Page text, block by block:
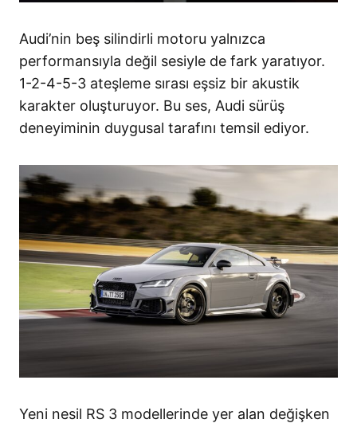
Audi’nin beş silindirli motoru yalnızca
performansıyla değil sesiyle de fark yaratıyor.
1-2-4-5-3 ateşleme sırası eşsiz bir akustik
karakter oluşturuyor. Bu ses, Audi sürüş
deneyiminin duygusal tarafını temsil ediyor.
Yeni nesil RS 3 modellerinde yer alan değişken